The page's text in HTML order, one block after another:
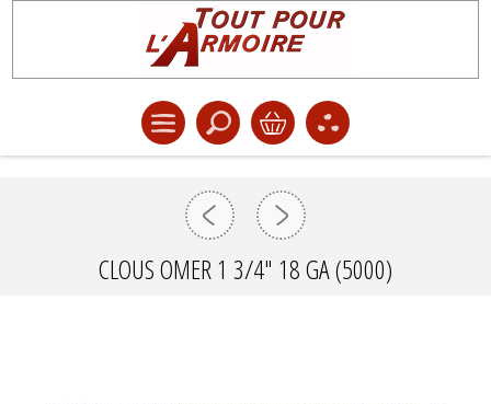
CLOUS OMER 1 3/4" 18 GA (5000)